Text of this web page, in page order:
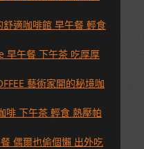
適咖啡館 早午餐 輕食
午餐 下午茶 吃厚厚
藝術家開的秘境咖
下午茶 輕食 熱壓帕
偶爾也偷個懶 出外吃